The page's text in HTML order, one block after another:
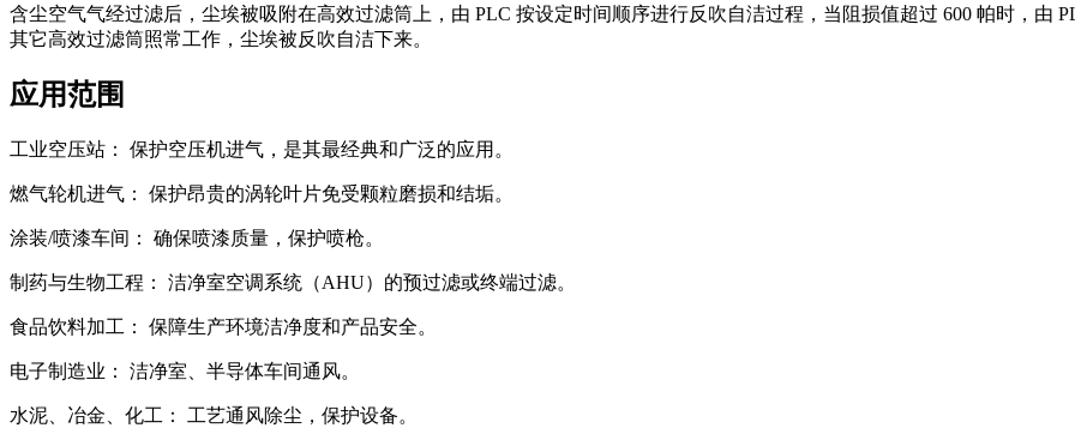
含尘空气气经过滤后，尘埃被吸附在高效过滤筒上，由 PLC 按设定时间顺序进行反吹自洁过程，当阻损值超过 600 帕时，由
其它高效过滤筒照常工作，尘埃被反吹自洁下来。
应用范围
工业空压站： 保护空压机进气，是其最经典和广泛的应用。
燃气轮机进气： 保护昂贵的涡轮叶片免受颗粒磨损和结垢。
涂装/喷漆车间： 确保喷漆质量，保护喷枪。
制药与生物工程： 洁净室空调系统（AHU）的预过滤或终端过滤。
食品饮料加工： 保障生产环境洁净度和产品安全。
电子制造业： 洁净室、半导体车间通风。
水泥、冶金、化工： 工艺通风除尘，保护设备。